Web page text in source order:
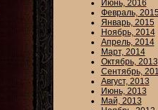
Июнь, 2016
Февраль, 2015
Январь, 2015
Ноябрь, 2014
Апрель, 2014
Март, 2014
Октябрь, 2013
Сентябрь,
Август, 2013
Июнь, 2013
Май, 2013